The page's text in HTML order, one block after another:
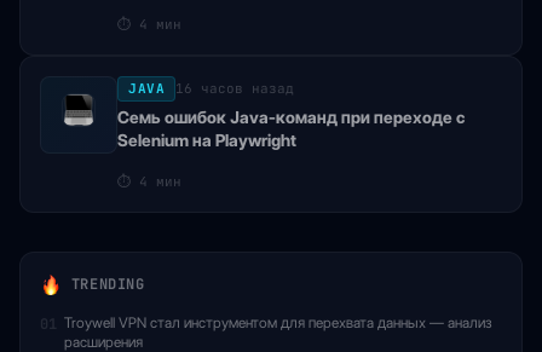
⏱ 4 мин
JAVA 16 часов назад
Семь ошибок Java-команд при переходе с
Selenium на Playwright
⏱ 4 мин
TRENDING
01 Troywell VPN стал инструментом для перехвата данных — анализ
расширения